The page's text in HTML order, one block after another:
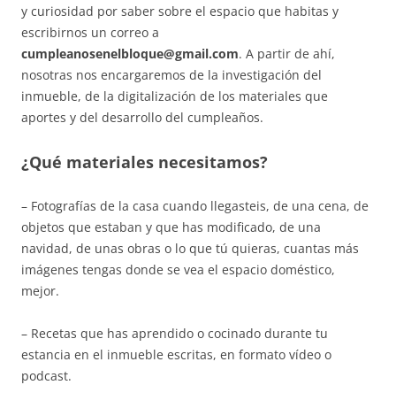
y curiosidad por saber sobre el espacio que habitas y
escribirnos un correo a
cumpleanosenelbloque@gmail.com. A partir de ahí,
nosotras nos encargaremos de la investigación del
inmueble, de la digitalización de los materiales que
aportes y del desarrollo del cumpleaños.
¿Qué materiales necesitamos?
– Fotografías de la casa cuando llegasteis, de una cena, de
objetos que estaban y que has modificado, de una
navidad, de unas obras o lo que tú quieras, cuantas más
imágenes tengas donde se vea el espacio doméstico,
mejor.
– Recetas que has aprendido o cocinado durante tu
estancia en el inmueble escritas, en formato vídeo o
podcast.